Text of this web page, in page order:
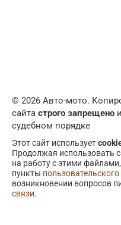
© 2026 Авто-мото.
сайта строго запрещено
судебном порядке
Этот сайт использует
Продолжая использовать
на работу с этими
пункты
возникновении вопросов
связи.